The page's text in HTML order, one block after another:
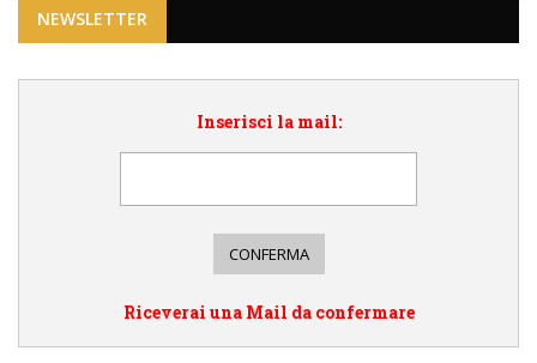
NEWSLETTER
Inserisci la mail:
Riceverai una Mail da confermare